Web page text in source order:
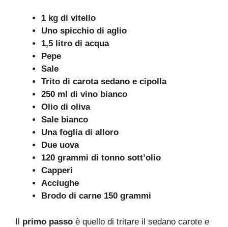
1 kg di vitello
Uno spicchio di aglio
1,5 litro di acqua
Pepe
Sale
Trito di carota sedano e cipolla
250 ml di vino bianco
Olio di oliva
Sale bianco
Una foglia di alloro
Due uova
120 grammi di tonno sott’olio
Capperi
Acciughe
Brodo di carne 150 grammi
Il primo passo è quello di tritare il sedano carote e